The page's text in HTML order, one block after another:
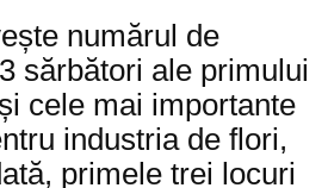
numărul de
sărbători ale primului
cele mai importante
industria de flori,
primele trei locuri